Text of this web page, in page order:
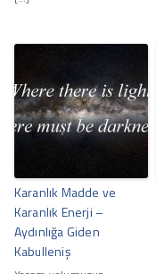
Karanlık Madde ve
Karanlık Enerji –
Aydınlığa Giden
Kabulleniş